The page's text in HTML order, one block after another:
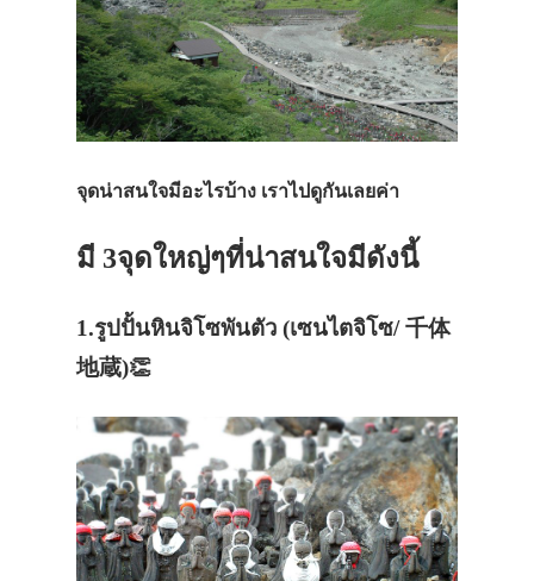
จุดน่าสนใจมีอะไรบ้าง เราไปดูกันเลยค่า
มี 3จุดใหญ่ๆที่น่าสนใจมีดังนี้
1.รูปปั้นหินจิโซพันตัว (เซนไตจิโซ/ 千体
地蔵)👏